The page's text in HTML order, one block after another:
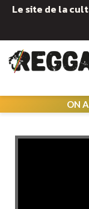
Le site de la
ON